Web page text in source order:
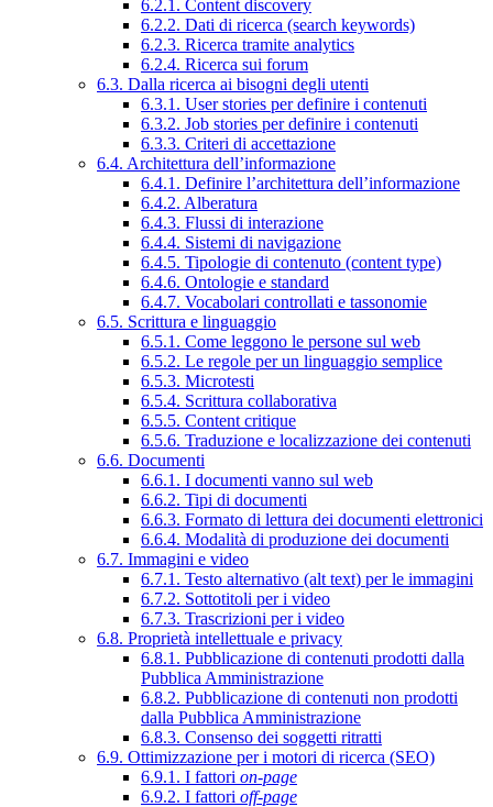
6.2.1. Content discovery
6.2.2. Dati di ricerca (search keywords)
6.2.3. Ricerca tramite analytics
6.2.4. Ricerca sui forum
6.3. Dalla ricerca ai bisogni degli utenti
6.3.1. User stories per definire i contenuti
6.3.2. Job stories per definire i contenuti
6.3.3. Criteri di accettazione
6.4. Architettura dell’informazione
6.4.1. Definire l’architettura dell’informazione
6.4.2. Alberatura
6.4.3. Flussi di interazione
6.4.4. Sistemi di navigazione
6.4.5. Tipologie di contenuto (content type)
6.4.6. Ontologie e standard
6.4.7. Vocabolari controllati e tassonomie
6.5. Scrittura e linguaggio
6.5.1. Come leggono le persone sul web
6.5.2. Le regole per un linguaggio semplice
6.5.3. Microtesti
6.5.4. Scrittura collaborativa
6.5.5. Content critique
6.5.6. Traduzione e localizzazione dei contenuti
6.6. Documenti
6.6.1. I documenti vanno sul web
6.6.2. Tipi di documenti
6.6.3. Formato di lettura dei documenti elettronici
6.6.4. Modalità di produzione dei documenti
6.7. Immagini e video
6.7.1. Testo alternativo (alt text) per le immagini
6.7.2. Sottotitoli per i video
6.7.3. Trascrizioni per i video
6.8. Proprietà intellettuale e privacy
6.8.1. Pubblicazione di contenuti prodotti dalla
Pubblica Amministrazione
6.8.2. Pubblicazione di contenuti non prodotti
dalla Pubblica Amministrazione
6.8.3. Consenso dei soggetti ritratti
6.9. Ottimizzazione per i motori di ricerca (SEO)
6.9.1. I fattori on-page
6.9.2. I fattori off-page